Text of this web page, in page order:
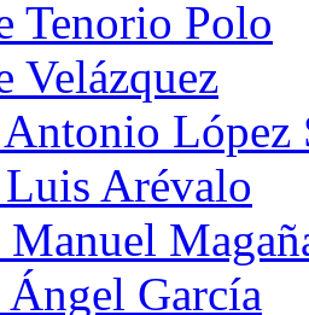
Tenorio Polo
Velázquez
Antonio López
Luis Arévalo
Manuel
García